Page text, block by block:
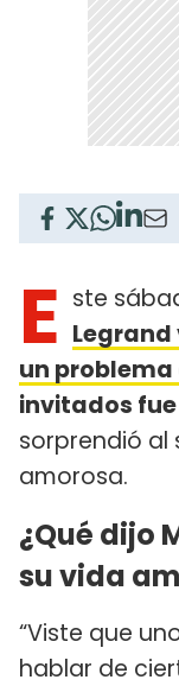
E ste
un problema
invitados fue
sorprendió al
amorosa.
¿Qué dijo
su vida
“Viste que
hablar de